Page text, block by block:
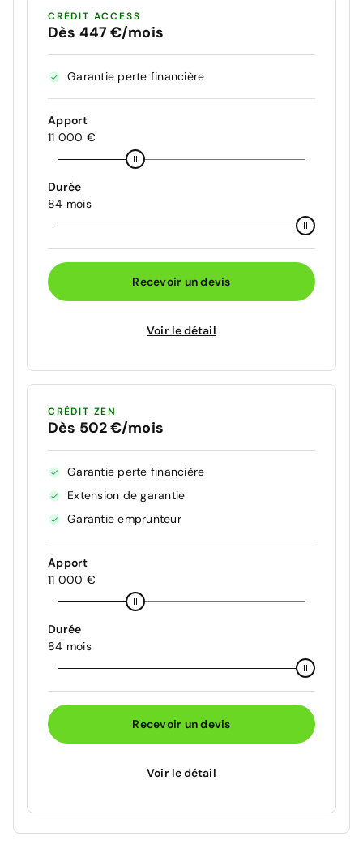
CRÉDIT ACCESS
Dès 447 €/mois
Garantie perte financière
Apport
11 000 €
Durée
84 mois
Recevoir un devis
Voir le détail
CRÉDIT ZEN
Dès 502 €/mois
Garantie perte financière
Extension de garantie
Garantie emprunteur
Apport
11 000 €
Durée
84 mois
Recevoir un devis
Voir le détail